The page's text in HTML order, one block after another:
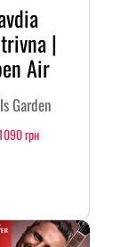
|
Air
Garden
грн